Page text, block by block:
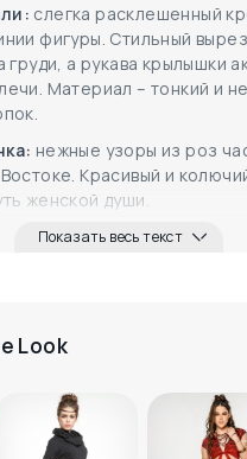
слегка расклешенный
фигуры. Стильный
груди, а рукава крылышки
Материал – тонкий и
нежные узоры из роз
Красивый и
женской души.
Показать весь текст
Look